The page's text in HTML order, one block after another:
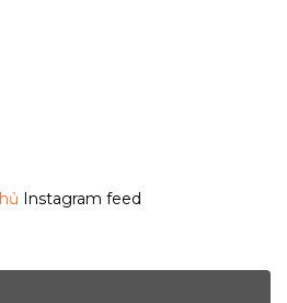
Instagram feed